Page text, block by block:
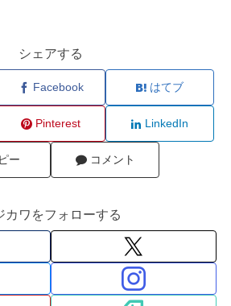
シェアする
Facebook はてブ
Pinterest LinkedIn
ー コメント
カワをフォローする